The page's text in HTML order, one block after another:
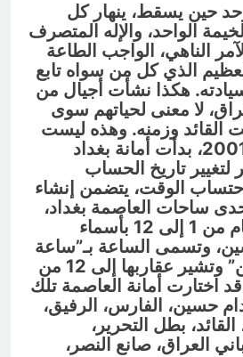
حين يسقط، ينهار كل
الواحد، والإله المتصرف
الناهي، الواجب الطاعة
العظيم الذي كل من سواه تابع
هكذا نشأت أجيال من
لا معنى لحياتهم سوى
القائد وزمنه. وهذه ليست
مبالغة، ففي عام 2001، بدأت أمانة بغداد
لتغيير تاريخ الحساب
الوقت، يتضمن إنشاء
ساحات العاصمة بغداد،
فيها تستبدل الأرقام من 1 إلى 12 بأسماء
وتسمى الساعة بـ”ساعة
القائد صدام حسين” وتشير عقاربها إلى 12 من
اختارت أمانة العاصمة تلك
حسين، الفارس، الرفيق،
بطل التحرير،
العراق، صانع النصر،